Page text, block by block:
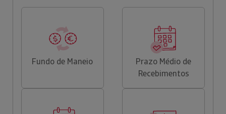
Fundo de Maneio
Prazo Médio de
Recebimentos